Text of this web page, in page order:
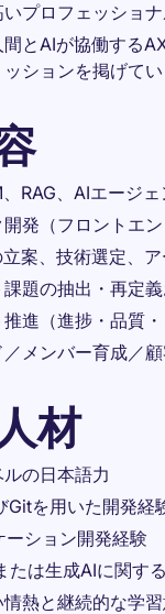
プロフェッショ
とAIが協働する
ションを掲げてい
RAG、AIエージ
発（フロントエ
案、技術選定、
題の抽出・再定
推進（進捗・品質
メンバー育成／
材
の日本語力
Gitを用いた開発経
ション開発経験
たは生成AIに関す
熱と継続的な学